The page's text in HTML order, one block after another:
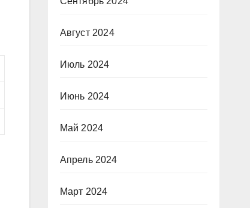
Август 2024
Июль 2024
Июнь 2024
Май 2024
Апрель 2024
Март 2024